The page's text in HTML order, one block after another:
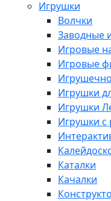
Игрушки
Волчки
Заводные
Игровые
Игровые
Игрушки
Игрушки
Игрушки с
Каталки
Качалки